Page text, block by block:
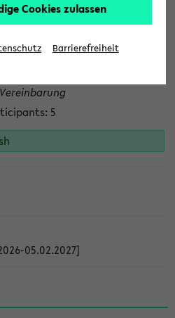
Biotechnologie"
beim Veranstalter ist unbedingt
5
05.02.2027]
Cookies zulassen
Barrierefreiheit